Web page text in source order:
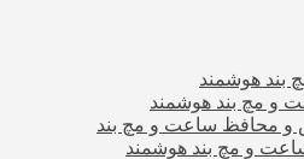
بند هوشمند
و مچ بند هوشمند
و محافظ ساعت و مچ بند
و مچ بند هوشمند